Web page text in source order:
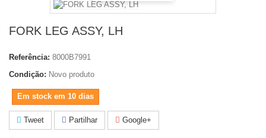
FORK LEG ASSY, LH
Referência: 8000B7991
Condição: Novo produto
Em stock em 10 dias
Tweet Partilhar Google+